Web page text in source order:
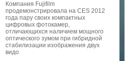
Компания Fujifilm
продемонстрировала на CES 2012
года пару своих компактных
цифровых фотокамер,
отличающихся наличием мощного
оптического зумом при гибридной
стабилизации изображения двух
видо